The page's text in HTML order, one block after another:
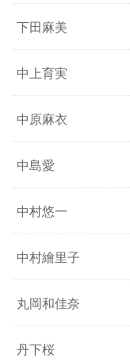
下田麻美
中上育実
中原麻衣
中島愛
中村悠一
中村繪里子
丸岡和佳奈
丹下桜